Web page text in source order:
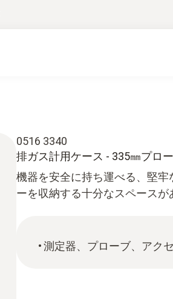
0516 3340
排ガス計用ケース - 335㎜プロ
機器を安全に持ち運べる、堅
ーを収納する十分なスペースが
測定器、プローブ、アク